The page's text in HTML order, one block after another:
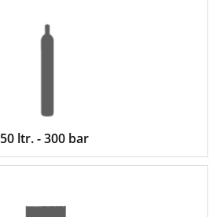
50 ltr. - 300 bar